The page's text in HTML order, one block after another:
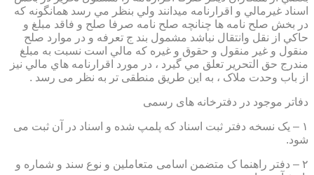
اسناد غيرمالي و اقرارنامه ميدانند ولي بنظر مي رسد همانگونه كه
در بخش صلح نامه ها چنانچه صلح نامه صرفا صلح و فاقد مبلغ و
حاكي از نقل وانتقال نباشد مشمول بند ج تعرفه و در موارد صلح
منقول و غير منقول و حقوق و غيره كه مالي است نسبت به مبلغ
مندرج حق التحرير تعلق مي گيرد ، در مورد اقرارنامه هاي مالي نيز
از باب وحدت ملاک ، به این طریق منطقی تر به نظر می رسد .
دفاتر موجود در دفترخانه های رسمی
۱ – یک نسخه دفتر ثبت اسناد که پلمپ شده و اسناد در آن ثبت می
شود.
۲ – دفتر راهنما ک متضمن اسامی متعاملین و نوع سند و شماره و